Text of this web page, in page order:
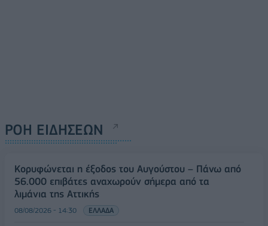
ΡΟΗ ΕΙΔΗΣΕΩΝ
Κορυφώνεται η έξοδος του Αυγούστου – Πάνω από
56.000 επιβάτες αναχωρούν σήμερα από τα
λιμάνια της Αττικής
08/08/2026 - 14:30 ΕΛΛΑΔΑ